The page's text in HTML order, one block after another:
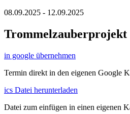
08.09.2025 - 12.09.2025
Trommelzauberprojekt
in google übernehmen
Termin direkt in den eigenen Google
ics Datei herunterladen
Datei zum einfügen in einen eigenen